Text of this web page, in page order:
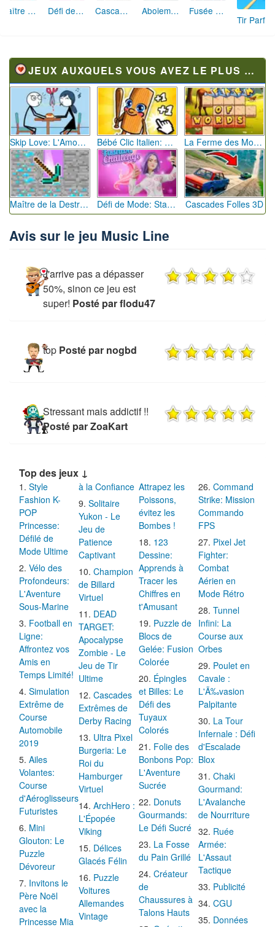
Maître de la Destruction: Fusion de Pioches Défi de Mode: Star du Podium Cascades Folles 3D Aboiement Stellaire : Aventure Canine Fusée Chromatique: La Course des Couleurs
Tir Parfait
JEUX AUXQUELS VOUS AVEZ LE PLUS JOUÉ
Skip Love: L'Amour en Péril Bébé Clic Italien: La Folie des Petits Bambins La Ferme des Mots - Cultivez votre Vocabulaire
Maître de la Destruction: Fusion de Pioches Défi de Mode: Star du Podium Cascades Folles 3D
Avis sur le jeu Music Line
J'arrive pas a dépasser
50%, sinon ce jeu est
super! Posté par flodu47
top Posté par nogbd
Stressant mais addictif !!
Posté par ZoaKart
Top des jeux ↓
Style
Fashion K-
POP
Princesse:
Défilé de
Mode Ultime
Vélo des
Profondeurs:
L'Aventure
Sous-Marine
Football en
Ligne:
Affrontez vos
Amis en
Temps Limité!
Simulation
Extrême de
Course
Automobile
2019
Ailes
Volantes:
Course
d'Aéroglisseurs
Futuristes
Mini
Glouton: Le
Puzzle
Dévoreur
Invitons le
Père Noël
avec la
Princesse Mia
à la Confiance
Solitaire
Yukon - Le
Jeu de
Patience
Captivant
Champion
de Billard
Virtuel
DEAD
TARGET:
Apocalypse
Zombie - Le
Jeu de Tir
Ultime
Cascades
Extrêmes de
Derby Racing
Ultra Pixel
Burgeria: Le
Roi du
Hamburger
Virtuel
ArchHero :
L'Épopée
Viking
Délices
Glacés Félin
Puzzle
Voitures
Allemandes
Vintage
Attrapez les
Poissons,
évitez les
Bombes !
123
Dessine:
Apprends à
Tracer les
Chiffres en
t'Amusant
Puzzle de
Blocs de
Gelée: Fusion
Colorée
Épingles
et Billes: Le
Défi des
Tuyaux
Colorés
Folie des
Bonbons Pop:
L'Aventure
Sucrée
Donuts
Gourmands:
Le Défi Sucré
La Fosse
du Pain Grillé
Créateur
de
Chaussures à
Talons Hauts
Command
Strike: Mission
Commando
FPS
Pixel Jet
Fighter:
Combat
Aérien en
Mode Rétro
Tunnel
Infini: La
Course aux
Orbes
Poulet en
Cavale :
L'Ã‰vasion
Palpitante
La Tour
Infernale : Défi
d'Escalade
Blox
Chaki
Gourmand:
L'Avalanche
de Nourriture
Ruée
Armée:
L'Assaut
Tactique
Publicité
CGU
Données